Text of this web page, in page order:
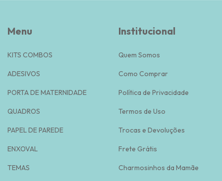
Menu
KITS COMBOS
ADESIVOS
PORTA DE MATERNIDADE
QUADROS
PAPEL DE PAREDE
ENXOVAL
TEMAS
Institucional
Quem Somos
Como Comprar
Política de Privacidade
Termos de Uso
Trocas e Devoluções
Frete Grátis
Charmosinhos da Mamãe